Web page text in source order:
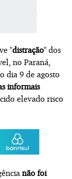
"distração" dos
no Paraná,
dia 9 de agosto
informais
elevado risco
não foi